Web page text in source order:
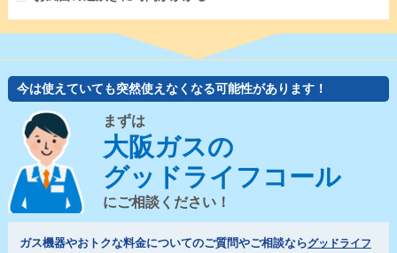
今は使えていても突然使えなくなる可能性があります！
まずは
大阪ガスの
グッドライフコール
にご相談ください！
ガス機器やおトクな料金についてのご質問やご相談ならグッドライフ